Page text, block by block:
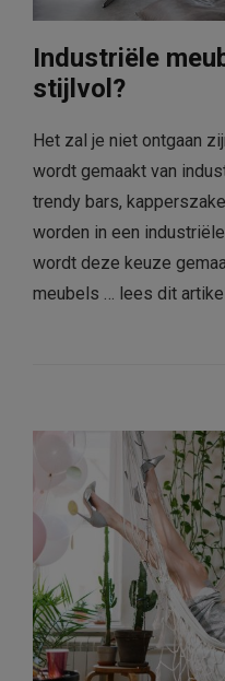
Industriële
stijlvol?
Het zal je niet ontgaan
wordt gemaakt van
trendy bars,
worden in een
wordt deze keuze
meubels … lees dit